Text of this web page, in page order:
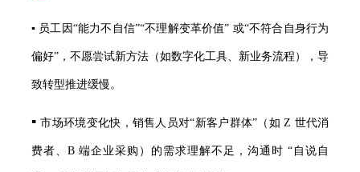
▪ 员工因“能力不自信”“不理解变革价值” 或“不符合自身行为
偏好”，不愿尝试新方法（如数字化工具、新业务流程），导
致转型推进缓慢。
▪市场环境变化快，销售人员对“新客户群体”（如 Z 世代消
费者、B 端企业采购）的需求理解不足，沟通时 “自说自